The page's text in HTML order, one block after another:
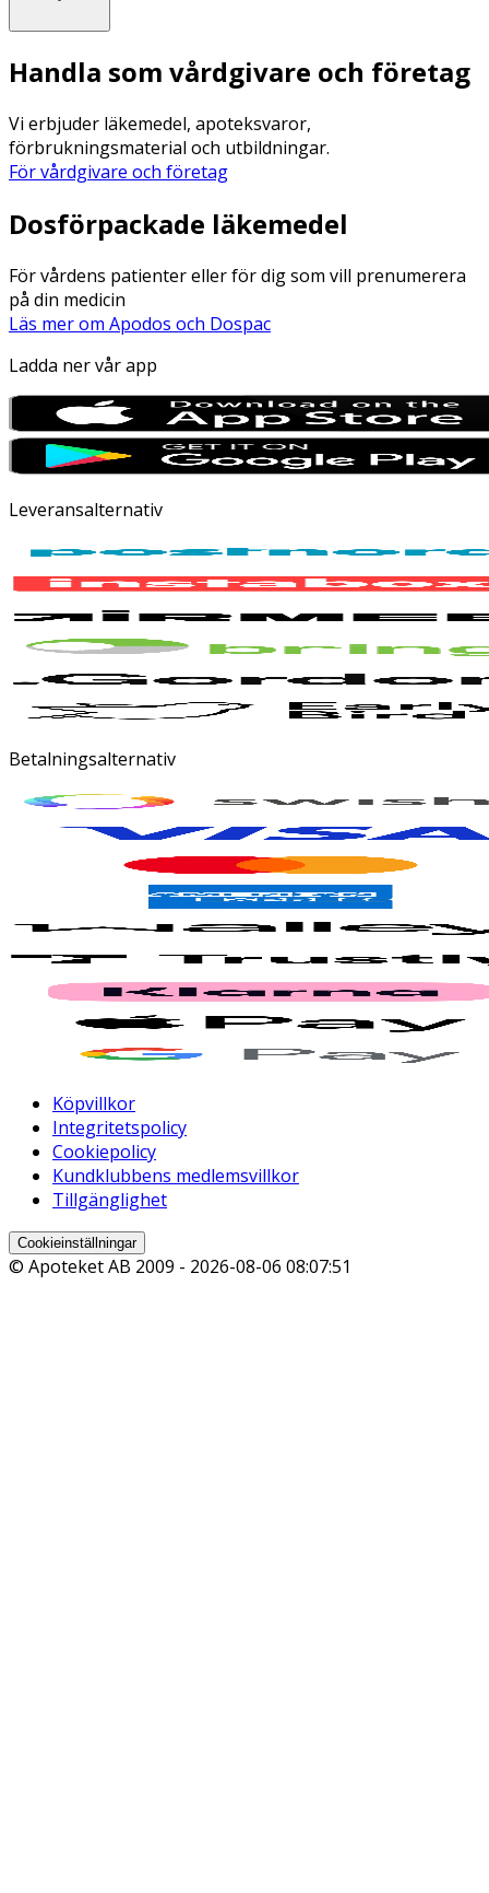
Handla som vårdgivare och företag
Vi erbjuder läkemedel, apoteksvaror,
förbrukningsmaterial och utbildningar.
För vårdgivare och företag
Dosförpackade läkemedel
För vårdens patienter eller för dig som vill prenumerera
på din medicin
Läs mer om Apodos och Dospac
Ladda ner vår app
Leveransalternativ
Betalningsalternativ
Köpvillkor
Integritetspolicy
Cookiepolicy
Kundklubbens medlemsvillkor
Tillgänglighet
Cookieinställningar
© Apoteket AB 2009 - 2026-08-06 08:07:51